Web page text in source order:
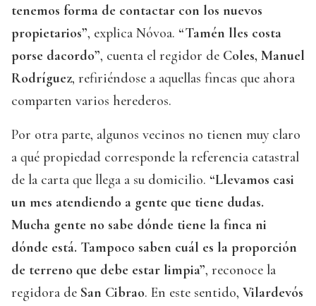
tenemos forma de contactar con los nuevos
propietarios”, explica Nóvoa. “Tamén lles costa
porse dacordo”, cuenta el regidor de Coles, Manuel
Rodríguez, refiriéndose a aquellas fincas que ahora
comparten varios herederos.
Por otra parte, algunos vecinos no tienen muy claro
a qué propiedad corresponde la referencia catastral
de la carta que llega a su domicilio. “Llevamos casi
un mes atendiendo a gente que tiene dudas.
Mucha gente no sabe dónde tiene la finca ni
dónde está. Tampoco saben cuál es la proporción
de terreno que debe estar limpia”, reconoce la
regidora de San Cibrao. En este sentido, Vilardevós